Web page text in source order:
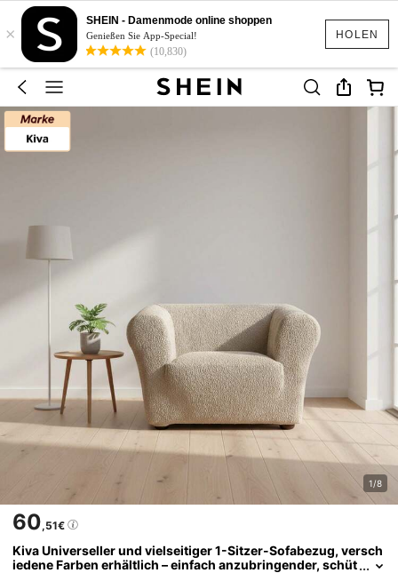
HOLEN
×
SHEIN - Damenmode online shoppen
Genießen Sie App-Special!
(10,830)
1/8
60,51€
Kiva Universeller und vielseitiger 1-Sitzer-Sofabezug, versch
iedene Farben erhältlich – einfach anzubringender, schüt